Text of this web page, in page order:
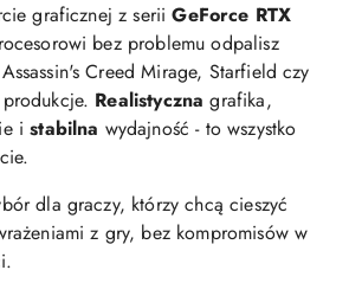
graficznej z seriiGeForce RTX
bez problemu odpalisz
Creed Mirage, Starfield czy
Realistyczna grafika,
istabilna wydajność - to wszystko
dla graczy, którzy chcą cieszyć
z gry, bez kompromisów w